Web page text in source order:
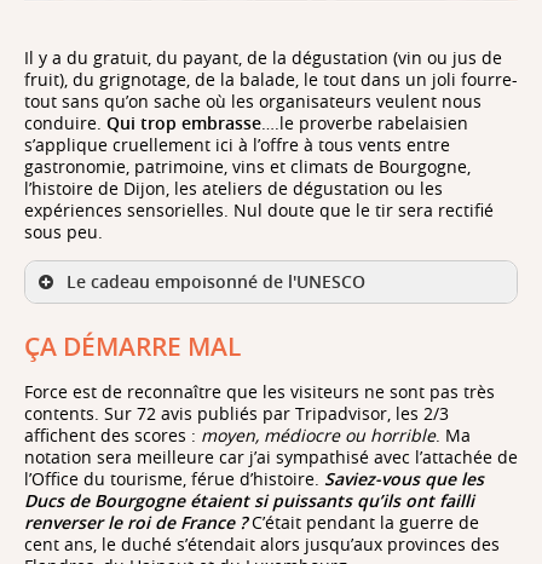
Il y a du gratuit, du payant, de la dégustation (vin ou jus de
fruit), du grignotage, de la balade, le tout dans un joli fourre-
tout sans qu’on sache où les organisateurs veulent nous
conduire. Qui trop embrasse….le proverbe rabelaisien
s’applique cruellement ici à l’offre à tous vents entre
gastronomie, patrimoine, vins et climats de Bourgogne,
l’histoire de Dijon, les ateliers de dégustation ou les
expériences sensorielles. Nul doute que le tir sera rectifié
sous peu.
Le cadeau empoisonné de l'UNESCO
ÇA DÉMARRE MAL
Force est de reconnaître que les visiteurs ne sont pas très
contents. Sur 72 avis publiés par Tripadvisor, les 2/3
affichent des scores : moyen, médiocre ou horrible. Ma
notation sera meilleure car j’ai sympathisé avec l’attachée de
l’Office du tourisme, férue d’histoire. Saviez-vous que les
Ducs de Bourgogne étaient si puissants qu’ils ont failli
renverser le roi de France ?C’était pendant la guerre de
cent ans, le duché s’étendait alors jusqu’aux provinces des